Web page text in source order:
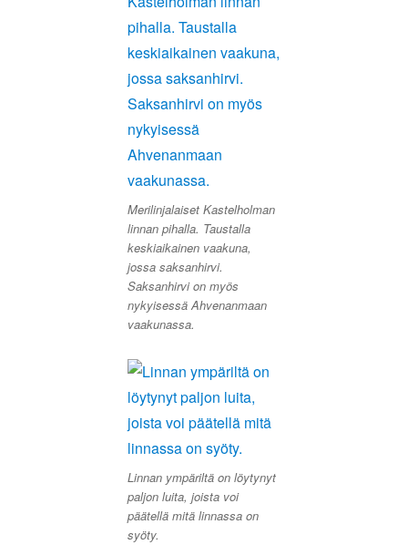
Merilinjalaiset Kastelholman
linnan pihalla. Taustalla
keskiaikainen vaakuna,
jossa saksanhirvi.
Saksanhirvi on myös
nykyisessä Ahvenanmaan
vaakunassa.
Linnan ympäriltä on löytynyt
paljon luita, joista voi
päätellä mitä linnassa on
syöty.